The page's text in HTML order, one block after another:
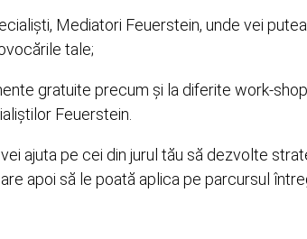
Mediatori Feuerstein, unde vei
tale;
gratuite precum și la diferite work-
Feuerstein.
ajuta pe cei din jurul tău să dezvolte
apoi să le poată aplica pe parcursul